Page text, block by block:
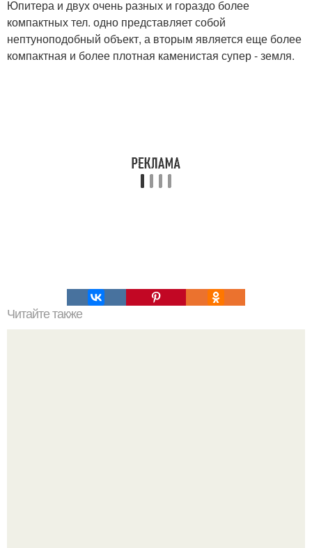
Юпитера и двух очень разных и гораздо более
компактных тел. одно представляет собой
нептуноподобный объект, а вторым является еще более
компактная и более плотная каменистая супер - земля.
Читайте также